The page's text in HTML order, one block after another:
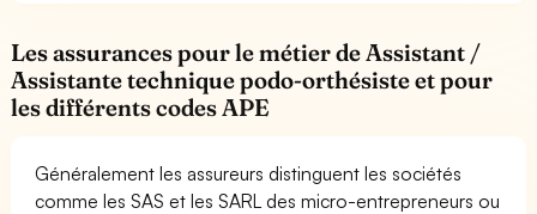
Les assurances pour le métier de Assistant /
Assistante technique podo-orthésiste et pour
les différents codes APE
Généralement les assureurs distinguent les sociétés
comme les SAS et les SARL des micro-entrepreneurs ou